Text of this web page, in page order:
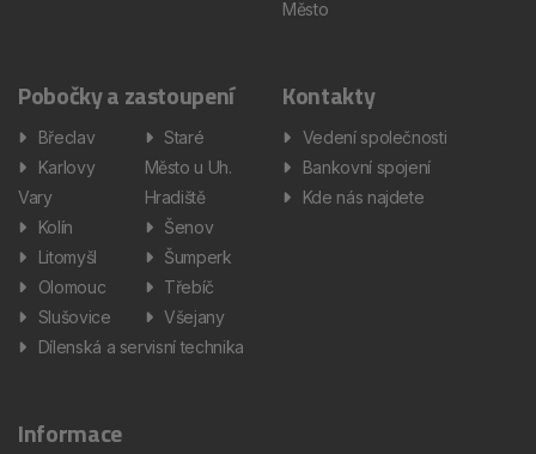
Město
Pobočky a zastoupení
Břeclav
Karlovy
Vary
Kolín
Litomyšl
Olomouc
Slušovice
Staré
Město u Uh.
Hradiště
Šenov
Šumperk
Třebíč
Všejany
Dílenská a servisní technika
Kontakty
Vedení společnosti
Bankovní spojení
Kde nás najdete
Informace